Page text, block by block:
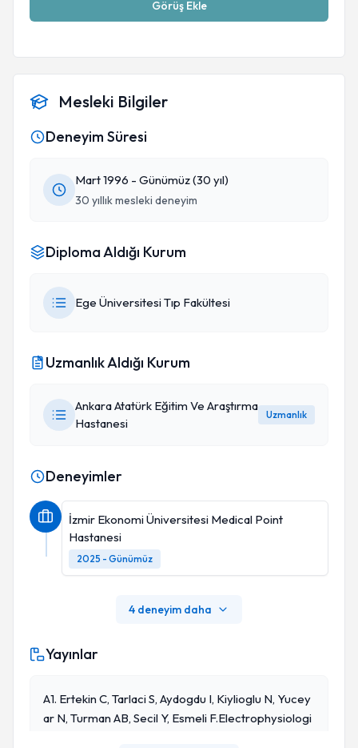
Görüş Ekle
Mesleki Bilgiler
Deneyim Süresi
Mart 1996 - Günümüz (30 yıl)
30 yıllık mesleki deneyim
Diploma Aldığı Kurum
Ege Üniversitesi Tıp Fakültesi
Uzmanlık Aldığı Kurum
Ankara Atatürk Eğitim Ve Araştırma
Hastanesi
Uzmanlık
Deneyimler
İzmir Ekonomi Üniversitesi Medical Point
Hastanesi
2025 - Günümüz
4 deneyim daha
Yayınlar
A1. Ertekin C, Tarlaci S, Aydogdu I, Kiylioglu N, Yucey
Ar N, Turman AB, Secil Y, Esmeli F.Electrophysiologi